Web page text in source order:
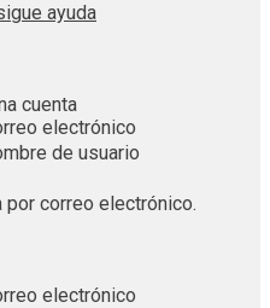
ayuda
cuenta
electrónico
de usuario
por correo electrónico.
electrónico